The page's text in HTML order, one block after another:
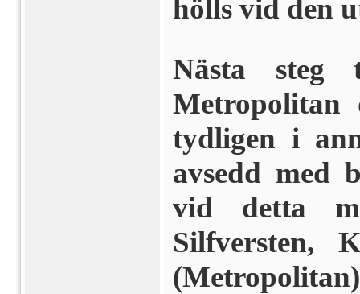
hölls vid den
Nästa
Metropolitan
tydligen i
avsedd med
vid detta
Silfversten,